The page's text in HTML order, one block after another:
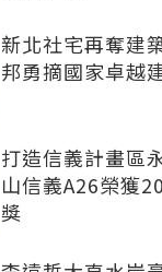
新北社宅再奪建
邦勇摘國家卓越
打造信義計畫區
山信義A26榮獲
獎